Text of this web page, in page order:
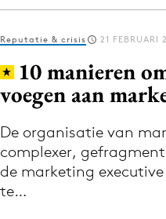
Log in
Volg het laatste
Reputatie & crisis 21 FEBRUARI
10 manieren
voegen aan
De organisatie van
complexer,
de marketing
te…